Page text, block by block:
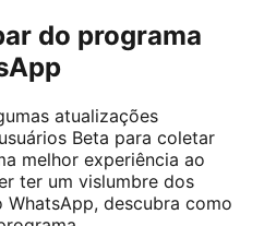
do programa
atualizações
Beta para coletar
melhor experiência ao
ter um vislumbre dos
descubra como